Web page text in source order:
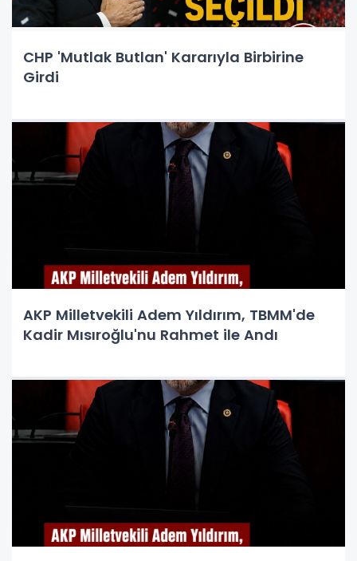
CHP 'Mutlak Butlan' Kararıyla Birbirine
Girdi
AKP Milletvekili Adem Yıldırım, TBMM'de
Kadir Mısıroğlu'nu Rahmet ile Andı